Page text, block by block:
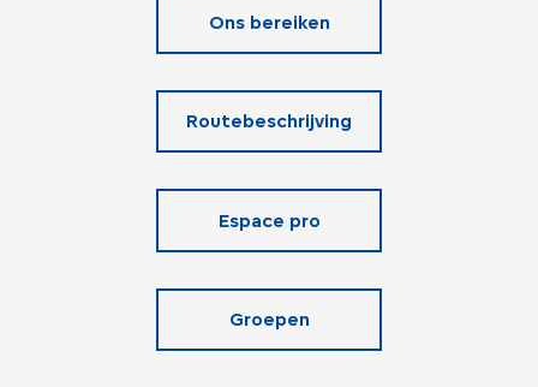
Ons bereiken
Routebeschrijving
Espace pro
Groepen